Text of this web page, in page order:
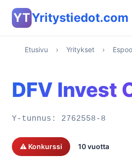
YTYritystiedot.com
Etusivu › Yritykset › Espoo
DFV Invest
Y-tunnus: 2762558-8
⚠️ Konkurssi 10 vuotta